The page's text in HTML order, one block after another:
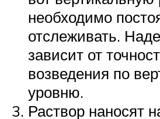
необходимо
отслеживать.
зависит от
возведения по
уровню.
Раствор наносят